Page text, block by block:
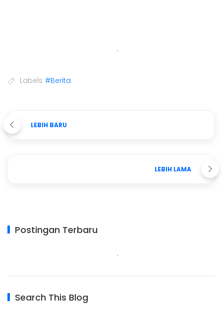
Labels #Berita
LEBIH BARU
LEBIH LAMA
Postingan Terbaru
Search This Blog